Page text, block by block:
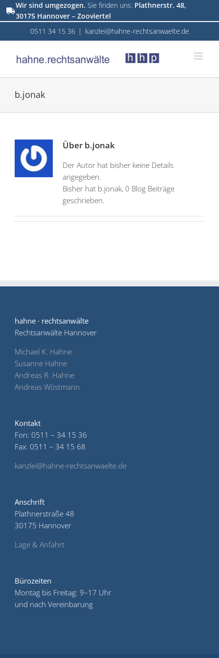
Zum
Inhalt
Wir sind umgezogen.Sie finden uns: Plathnerstr. 48,
30175 Hannover – Zooviertel
0511 34 15 36 | kanzlei@hahne-rechtsanwaelte.de
b.jonak
Über b.jonak
Der Autor hat bisher keine Details
angegeben.
Bisher hat b.jonak, 0 Blog Beiträge
geschrieben.
hahne · rechtsanwälte
Rechtsanwälte Hannover
Michael K. Hahne
Susanne Hahne
Andreas R. Hahne
Andreas Wöstmann
Kontakt
Fon: 0511 – 34 15 36
Fax: 0511 – 34 15 68
kanzlei@hahne-rechtsanwaelte.de
Anschrift
Plathnerstraße 48
30175 Hannover
Lage & Anfahrt
Bürozeiten
Montag bis Freitag: 9–17 Uhr
und nach Vereinbarung